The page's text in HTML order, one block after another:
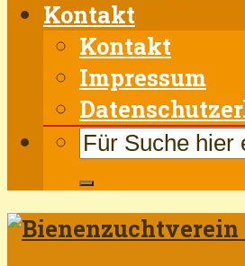
Kontakt
Kontakt
Impressum